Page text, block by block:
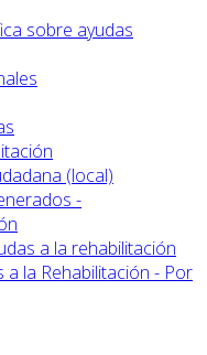
sobre ayudas
(local)
-
a la rehabilitación
a la Rehabilitación - Por